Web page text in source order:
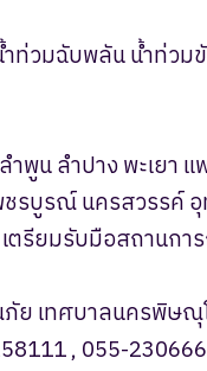
ท่วมฉับพลัน น้ำท่วม
ำพูน ลำปาง พะเยา
รบูรณ์ นครสวรรค์
ตรียมรับมือสถานก
ภัย เทศบาลนครพิษณุ
, 055-